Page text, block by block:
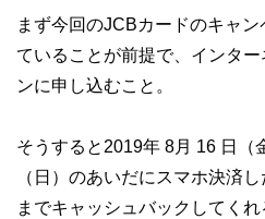
まず今回のJCBカードのキャ
ていることが前提で、インタ
ンに申し込むこと。
そうすると2019年 8月 16 日（
（日）のあいだにスマホ決済
までキャッシュバックしてく